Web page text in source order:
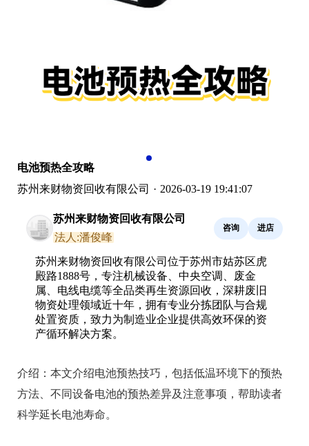
电池预热全攻略
苏州来财物资回收有限公司 · 2026-03-19 19:41:07
苏州来财物资回收有限公司
法人:潘俊峰
咨询 进店
苏州来财物资回收有限公司位于苏州市姑苏区虎
殿路1888号，专注机械设备、中央空调、废金
属、电线电缆等全品类再生资源回收，深耕废旧
物资处理领域近十年，拥有专业分拣团队与合规
处置资质，致力为制造业企业提供高效环保的资
产循环解决方案。
介绍： 本文介绍电池预热技巧，包括低温环境下的预热
方法、不同设备电池的预热差异及注意事项，帮助读者
科学延长电池寿命。